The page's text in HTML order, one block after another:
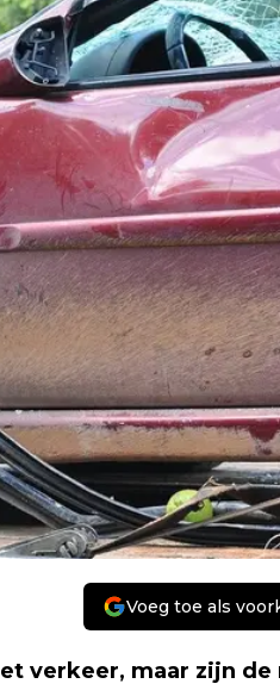
Voeg toe als
verkeer, maar zijn de